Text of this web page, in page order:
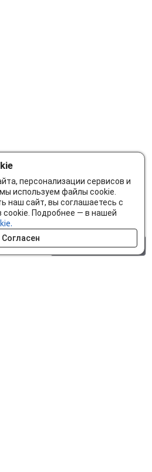
персонализации сервисов и
используем файлы cookie.
наш сайт, вы соглашаетесь с
Подробнее — в нашей
Согласен